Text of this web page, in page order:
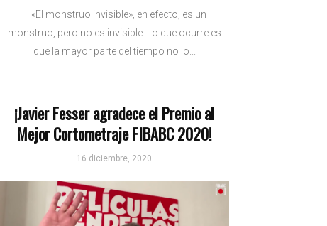
«El monstruo invisible», en efecto, es un
monstruo, pero no es invisible. Lo que ocurre es
que la mayor parte del tiempo no lo...
¡Javier Fesser agradece el Premio al
Mejor Cortometraje FIBABC 2020!
16 diciembre, 2020